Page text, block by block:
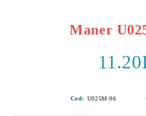
Maner
Cod: U025M-96